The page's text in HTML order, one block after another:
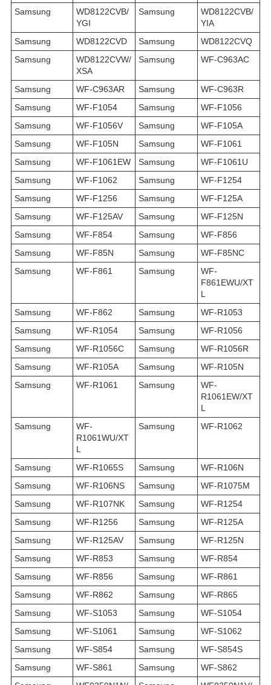
Samsung
WD8122CVB/
YGI
Samsung
WD8122CVB/
YIA
Samsung
WD8122CVD Samsung
WD8122CVQ
Samsung
WD8122CVW/
XSA
Samsung WF-C963AC
Samsung WF-C963AR Samsung
WF-C963R
Samsung
WF-F1054 Samsung
WF-F1056
Samsung
WF-F1056V Samsung
WF-F105A
Samsung
WF-F105N Samsung
WF-F1061
Samsung
WF-F1061EW Samsung
WF-F1061U
Samsung
WF-F1062 Samsung
WF-F1254
Samsung
WF-F1256 Samsung
WF-F125A
Samsung
WF-F125AV Samsung
WF-F125N
Samsung
WF-F854 Samsung
WF-F856
Samsung
WF-F85N Samsung
WF-F85NC
Samsung
WF-F861 Samsung
WF-
F861EWU/XT
L
Samsung
WF-F862 Samsung
WF-R1053
Samsung
WF-R1054 Samsung
WF-R1056
Samsung
WF-R1056C Samsung
WF-R1056R
Samsung
WF-R105A Samsung
WF-R105N
Samsung
WF-R1061 Samsung
WF-
R1061EW/XT
L
Samsung
WF-
R1061WU/XT
L
Samsung WF-R1062
Samsung WF-R1065S Samsung
WF-R106N
Samsung
WF-R106NS Samsung
WF-R1075M
Samsung
WF-R107NK Samsung
WF-R1254
Samsung
WF-R1256 Samsung
WF-R125A
Samsung
WF-R125AV Samsung
WF-R125N
Samsung
WF-R853 Samsung
WF-R854
Samsung
WF-R856 Samsung
WF-R861
Samsung
WF-R862 Samsung
WF-R865
Samsung
WF-S1053 Samsung
WF-S1054
Samsung
WF-S1061 Samsung
WF-S1062
Samsung
WF-S854 Samsung
WF-S854S
Samsung
WF-S861 Samsung
WF-S862